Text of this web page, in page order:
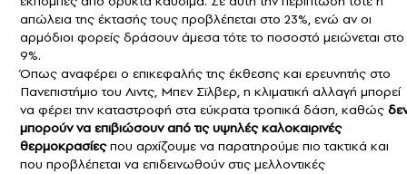
απώλεια της έκτασής τους προβλέπεται στο 23%, ενώ αν οι
αρμόδιοι φορείς δράσουν άμεσα τότε το ποσοστό μειώνεται στο
9%.
Όπως αναφέρει ο επικεφαλής της έκθεσης και ερευνητής στο
Πανεπιστήμιο του Λιντς, Μπεν Σϊλβερ, η κλιματική αλλαγή μπορεί
να φέρει την καταστροφή στα εύκρατα τροπικά δάση, καθώς
μπορούν να επιβιώσουν από τις υψηλές καλοκαιρινές
θερμοκρασίεςπου αρχίζουμε να παρατηρούμε πιο τακτικά και
που προβλέπεται να επιδεινωθούν στις μελλοντικές